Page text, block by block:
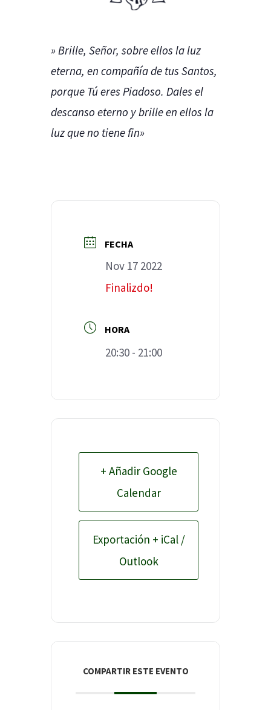
» Brille, Señor, sobre ellos la luz
eterna, en compañía de tus Santos,
porque Tú eres Piadoso. Dales el
descanso eterno y brille en ellos la
luz que no tiene fin»
FECHA
Nov 17 2022
Finalizdo!
HORA
20:30 - 21:00
+ Añadir Google
Calendar
Exportación + iCal /
Outlook
COMPARTIR ESTE EVENTO